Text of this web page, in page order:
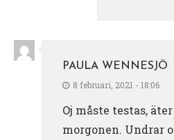
PAULA WENNESJÖ
8 februari, 2021 - 18:06
Oj måste testas,
morgonen. Undrar